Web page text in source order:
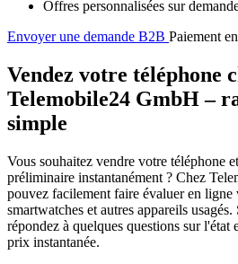
Offres personnalisées sur
Envoyer une demande B2B Paiement
Vendez votre téléphone
Telemobile24 GmbH –
simple
Vous souhaitez vendre votre téléphone
préliminaire instantanément ? Chez
pouvez facilement faire évaluer en ligne
smartwatches et autres appareils
répondez à quelques questions sur l'état
prix instantanée.